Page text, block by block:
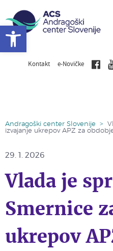
Kontakt e-Novičke
Andragoški center Slovenije >
izvajanje ukrepov APZ za
29. 1. 2026
Vlada je
Smernice
ukrepov
Open toolbar